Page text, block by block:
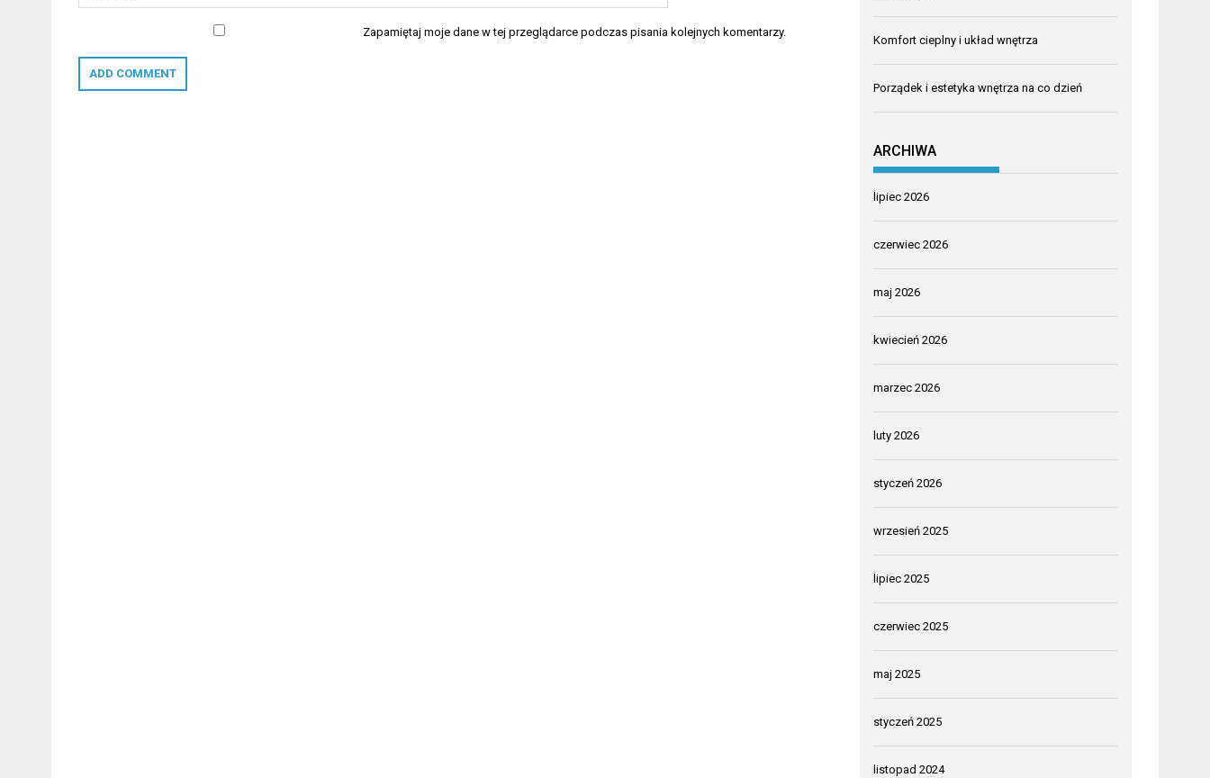
Zapamiętaj moje dane w tej przeglądarce podczas pisania kolejnych komentarzy.
Komfort cieplny i układ wnętrza
Porządek i estetyka wnętrza na co dzień
ARCHIWA
lipiec 2026
czerwiec 2026
maj 2026
kwiecień 2026
marzec 2026
luty 2026
styczeń 2026
wrzesień 2025
lipiec 2025
czerwiec 2025
maj 2025
styczeń 2025
listopad 2024